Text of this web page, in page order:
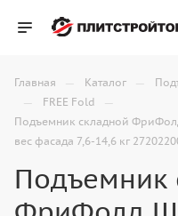
Главная — Каталог —
— FREE Fold —
Подъемник складной
вес фасада 7,6-14,6 кг
Подъемник